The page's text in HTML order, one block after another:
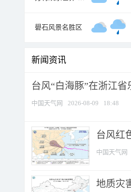
礐石风景名胜区
新闻资讯
台风“白海豚”在浙江
中国天气网 2026-08-09 18:48
台风红
中国天气网
地质灾